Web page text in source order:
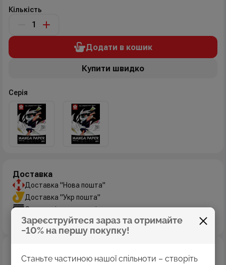
Зареєструйтеся зараз та отримайте
−10% на першу покупку!
Станьте частиною нашої спільноти – створіть
Кількість
Додати в кошик
Купити швидко
Серія
Доставка
Доставка "Нова пошта"
Доставка "Укр пошта"
Самовивіз з магазинів
Дізнатись більше
Оплата картками Visa